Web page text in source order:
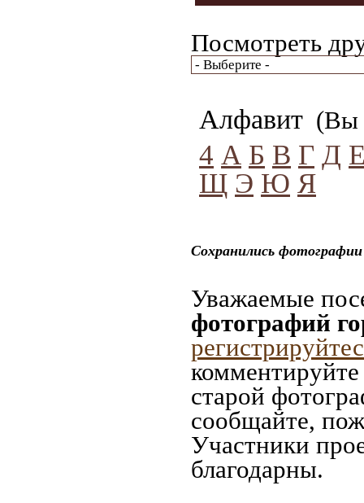
Посмотреть
Алфавит (Вы
4 А Б В Г Д
Щ Э Ю Я
Сохранились
Уважаемые
фотографий
старой
сообщайте,
Участники
благодарны.